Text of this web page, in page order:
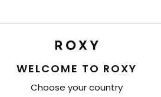
WELCOME TO ROXY
Choose your country